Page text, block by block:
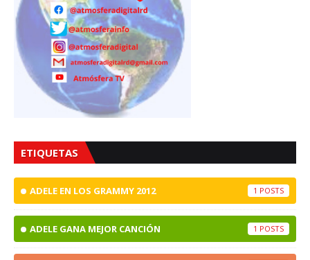
ETIQUETAS
ADELE EN LOS GRAMMY 2012 1
ADELE GANA MEJOR CANCIÓN 1